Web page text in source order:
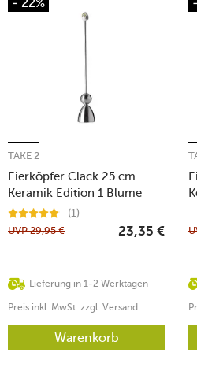
Eierköpfer Clack 25 cm
Keramik Edition 1 Blume
TAKE 2
(1)
Lieferung in 1-2 Werktagen
UVP29,95 € 23,35 €
Preis inkl. MwSt. zzgl. Versand
Warenkorb